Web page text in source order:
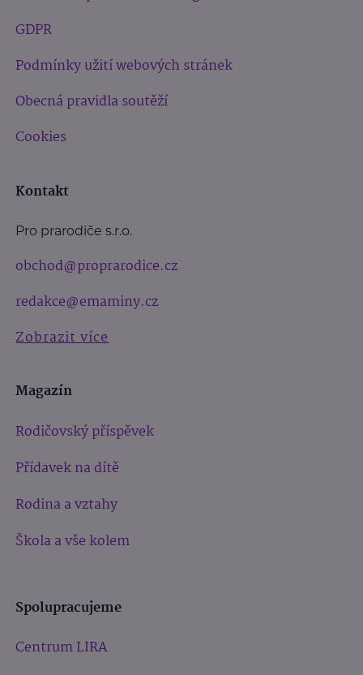
GDPR
Podmínky užití webových stránek
Obecná pravidla soutěží
Cookies
Kontakt
Pro prarodiče s.r.o.
obchod@proprarodice.cz
redakce@emaminy.cz
Zobrazit více
Magazín
Rodičovský příspěvek
Přídavek na dítě
Rodina a vztahy
Škola a vše kolem
Spolupracujeme
Centrum LIRA